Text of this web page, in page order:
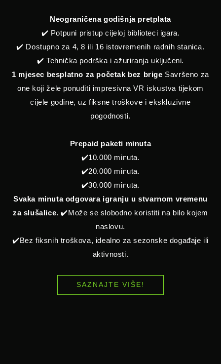
Neograničena godišnja pretplata
✔️ Potpuni pristup cijeloj biblioteci igara.
✔️ Dostupno za 4, 8 ili 16 istovremenih radnih stanica.
✔️ Tehnička podrška i ažuriranja uključeni.
1 mjesec besplatno za početak bez brige Savršeno za
one koji žele ponuditi impresivna VR iskustva tijekom
cijele godine, uz fiksne troškove i ekskluzivne
pogodnosti.
Prepaid paketi minuta
✔️10.000 minuta.
✔️20.000 minuta.
✔️30.000 minuta.
Svaka minuta odgovara igranju u stvarnom vremenu
za slušalice. ✔️Može se slobodno koristiti na bilo kojem
naslovu.
✔️Bez fiksnih troškova, idealno za sezonske događaje ili
aktivnosti.
SAZNAJTE VIŠE!